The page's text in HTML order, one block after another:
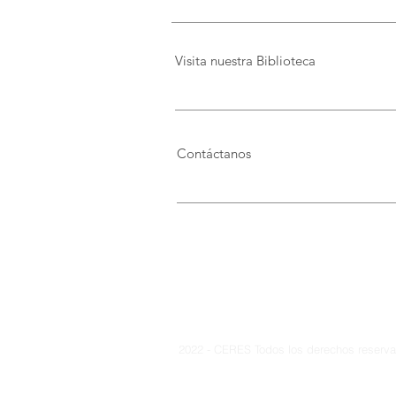
Visita nuestra Biblioteca
Contáctanos